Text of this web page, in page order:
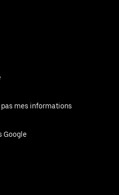
pas mes informations
Google